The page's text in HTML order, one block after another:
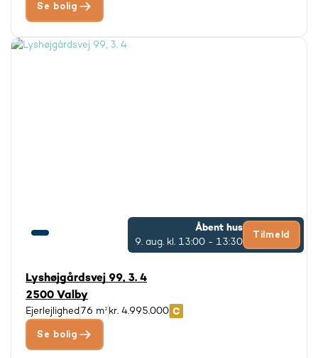
Se bolig
Åbent hus
9. aug. kl. 13:00 - 13:30
Tilmeld
Lyshøjgårdsvej 99, 3. 4
2500 Valby
Ejerlejlighed 76 m² kr. 4.995.000
Se bolig